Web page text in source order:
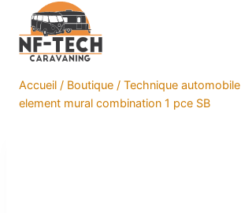
contenu
Accueil / Boutique / Technique automobile
element mural combination 1 pce SB